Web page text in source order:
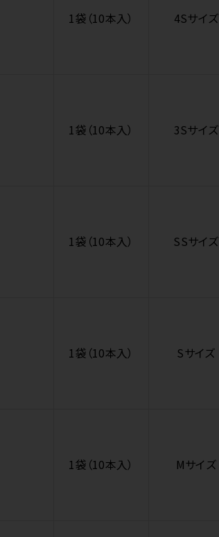
1袋（10本入） 4Sサイズ
1袋（10本入） 3Sサイズ
1袋（10本入） SSサイズ
1袋（10本入） Sサイズ
1袋（10本入） Mサイズ